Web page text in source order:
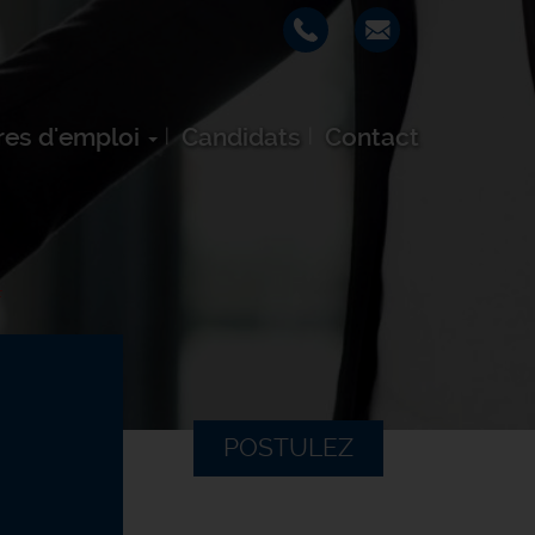
d'emploi Candidats Contact
POSTULEZ